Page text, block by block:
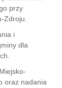
przy
Zdroju.
i
dla
oraz nadania